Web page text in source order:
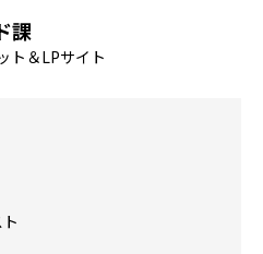
課
ト＆LPサイト